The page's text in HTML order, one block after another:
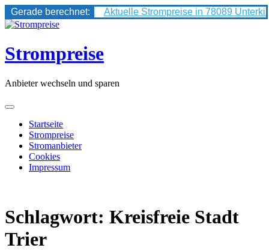
Gerade berechnet:
Aktuelle Strompreise in 78089
Skip
content
Strompreise
Anbieter wechseln und sparen
Startseite
Strompreise
Stromanbieter
Cookies
Impressum
Schlagwort: Kreisfreie Stadt
Trier